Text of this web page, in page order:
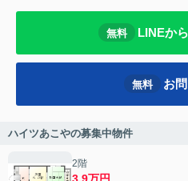
無料 LINEか
無料 お
ハイツあこやの募集中物件
2階